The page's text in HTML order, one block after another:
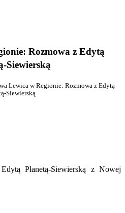
Rozmowa z Edytą
Siewierską
Lewica w Regionie: Rozmowa z Edytą
Siewierską
Płanetą-Siewierską z Nowej